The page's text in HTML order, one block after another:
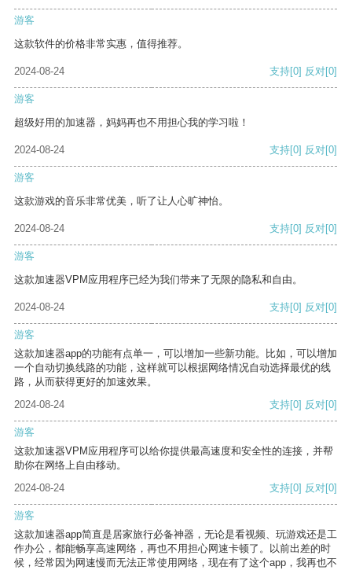
游客
这款软件的价格非常实惠，值得推荐。
2024-08-24 支持[0] 反对[0]
游客
超级好用的加速器，妈妈再也不用担心我的学习啦！
2024-08-24 支持[0] 反对[0]
游客
这款游戏的音乐非常优美，听了让人心旷神怡。
2024-08-24 支持[0] 反对[0]
游客
这款加速器VPM应用程序已经为我们带来了无限的隐私和自由。
2024-08-24 支持[0] 反对[0]
游客
这款加速器app的功能有点单一，可以增加一些新功能。比如，可以增加
一个自动切换线路的功能，这样就可以根据网络情况自动选择最优的线
路，从而获得更好的加速效果。
2024-08-24
支持[0] 反对[0]
游客
这款加速器VPM应用程序可以给你提供最高速度和安全性的连接，并帮
助你在网络上自由移动。
2024-08-24
支持[0] 反对[0]
游客
这款加速器app简直是居家旅行必备神器，无论是看视频、玩游戏还是工
作办公，都能畅享高速网络，再也不用担心网速卡顿了。以前出差的时
候，经常因为网速慢而无法正常使用网络，现在有了这个app，我再也不